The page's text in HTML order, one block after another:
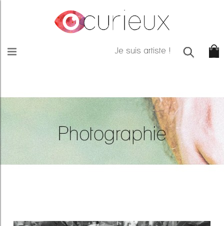
Je suis artiste !